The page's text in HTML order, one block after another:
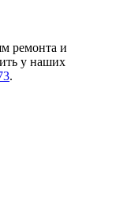
ремонта и
у наших
.